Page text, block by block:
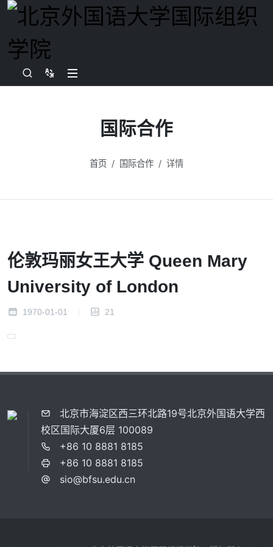
国际合作
首页 国际合作 详情
伦敦玛丽女王大学 Queen Mary
University of London
1970-01-01 21
北京市海淀区西三环北路19号北京外国语大学西
校区国际大厦6层 100089
+86 10 8881 8185
+86 10 8881 8185
sio@bfsu.edu.cn